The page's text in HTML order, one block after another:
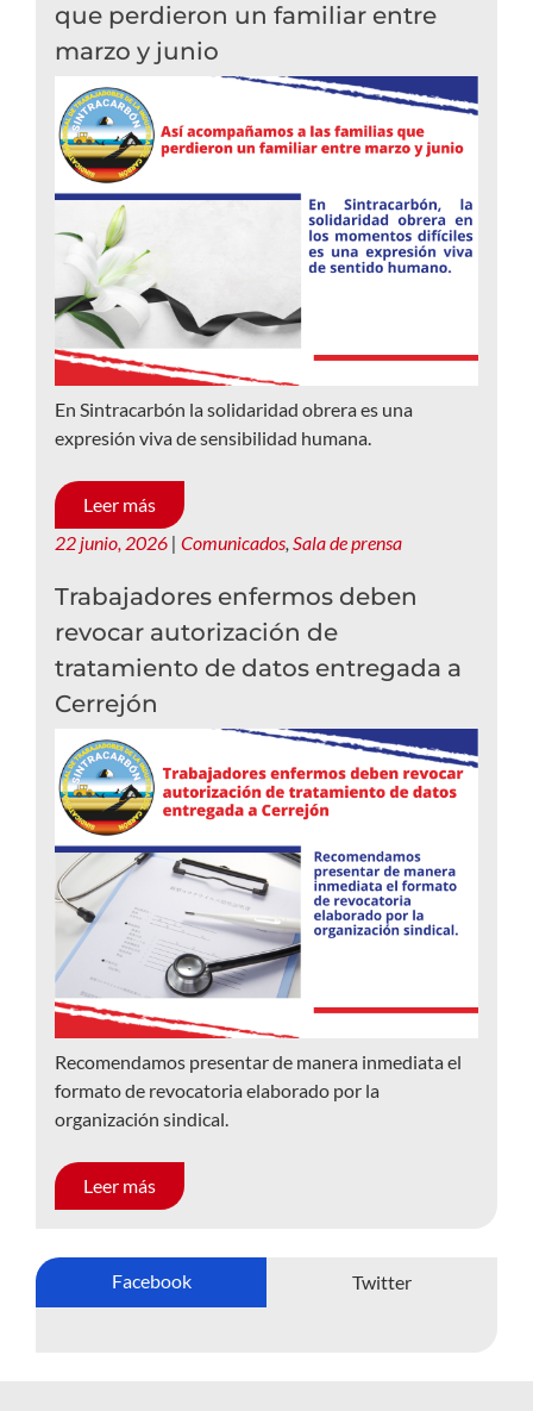
que perdieron un familiar entre
marzo y junio
En Sintracarbón la solidaridad obrera es una
expresión viva de sensibilidad humana.
Leer más
22 junio, 2026 | Comunicados, Sala de prensa
Trabajadores enfermos deben
revocar autorización de
tratamiento de datos entregada a
Cerrejón
Recomendamos presentar de manera inmediata el
formato de revocatoria elaborado por la
organización sindical.
Leer más
Facebook Twitter